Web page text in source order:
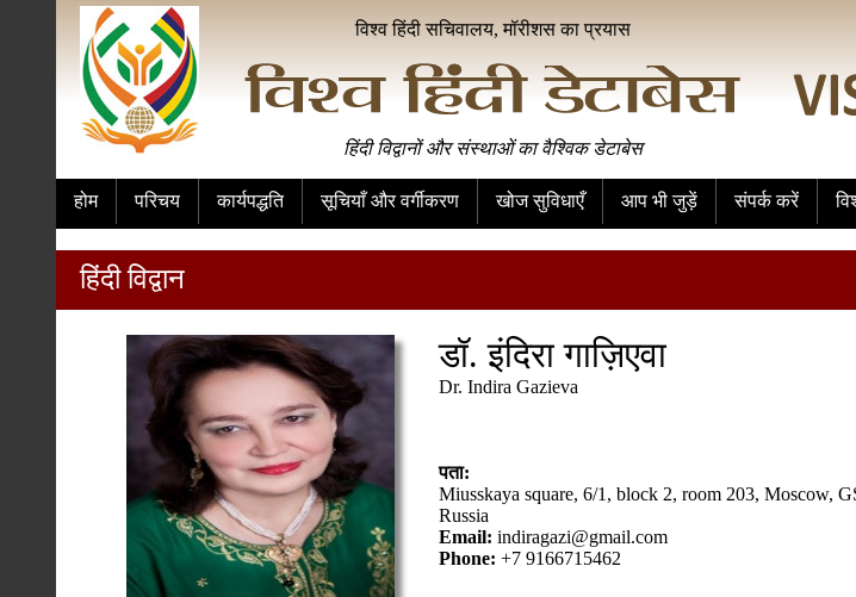
विश्व हिंदी सचिवालय, मॉरीशस का प्रयास
हिंदी विद्वानों और संस्थाओं का वैश्विक डेटाबेस
होम परिचय कार्यपद्धति सूचियाँ और वर्गीकरण खोज सुविधाएँ आप भी जुड़ें संपर्क करें
हिंदी विद्वान
डॉ. इंदिरा गाज़िएवा
Dr. Indira Gazieva
पता:
Miusskaya square, 6/1, block 2, room 203, Moscow,
Russia
Email: indiragazi@gmail.com
Phone: +7 9166715462